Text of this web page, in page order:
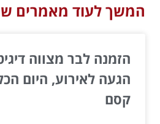
המשך לעוד מאמרים
הזמנה לבר מצווה
הגעה לאירוע, היום
קסם